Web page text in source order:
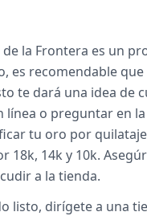
la Frontera es un
es recomendable
te dará una idea de
línea o preguntar en
tu oro por
18k, 14k y 10k.
a la tienda.
listo, dirígete a una